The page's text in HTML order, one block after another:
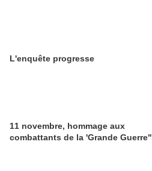
L'enquête progresse
11 novembre, hommage aux
combattants de la 'Grande Guerre"